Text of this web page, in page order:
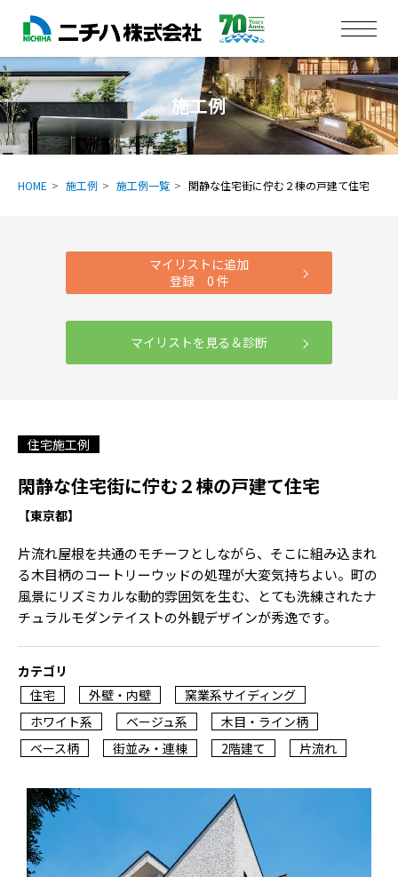
施工例
HOME 施工例 施工例一覧 閑静な住宅街に佇む２棟の戸建て住宅
マイリストに追加
登録 0 件
マイリストを見る＆診断
住宅施工例
閑静な住宅街に佇む２棟の戸建て住宅
【東京都】
片流れ屋根を共通のモチーフとしながら、そこに組み込まれ
る木目柄のコートリーウッドの処理が大変気持ちよい。町の
風景にリズミカルな動的雰囲気を生む、とても洗練されたナ
チュラルモダンテイストの外観デザインが秀逸です。
カテゴリ
住宅
外壁・内壁
窯業系サイディング
ホワイト系
ベージュ系
木目・ライン柄
ベース柄
街並み・連棟 2階建て 片流れ